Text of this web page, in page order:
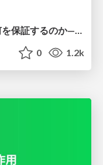
AIがコードを書く時代、人間は何を保証するのか———馬場さんと考える、開発者に求められる新しい責任と価値 - TECH PLAY
0 1.2k